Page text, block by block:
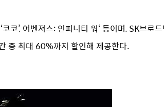
코코’, 어벤져스: 인피니티 워‘ 등이며, SK브로
중 최대 60%까지 할인해 제공한다.